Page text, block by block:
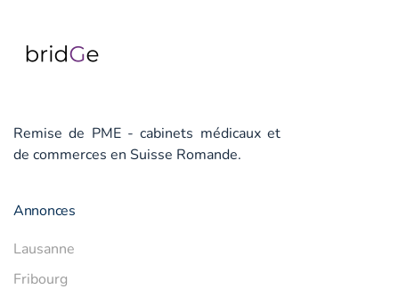
Remise de PME - cabinets médicaux et
de commerces en Suisse Romande.
Annonces
Lausanne
Fribourg